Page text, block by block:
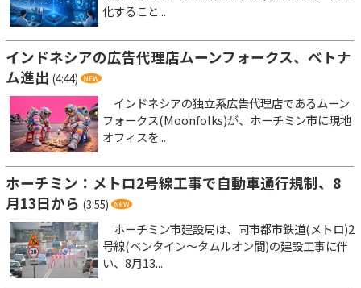
化すること...
インドネシアの広告代理店ムーンフォークス、ベトナ
ム進出 (4:44)
インドネシアの独立系広告代理店であるムーン
フォークス(Moonfolks)が、ホーチミン市に現地
オフィスを...
ホーチミン：メトロ2号線工事で自動車通行規制、8
月13日から (3:55)
ホーチミン市建設局は、同市都市鉄道(メトロ)2
号線(ベンタイン～タムルオン間)の建設工事に伴
い、8月13...